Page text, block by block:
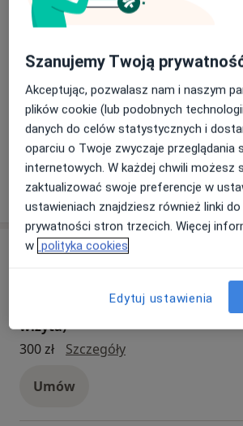
Psychiatrię i psychoterapię w
więcejO nas
Nasze specjalizacje
Psychiatria
Zobacz więcej
Usługi
Konsultacja psychiatryczna
wizyta)
300 zł
Szczegółykonsultacja
Umów
Szanujemy Twoją
Akceptując, pozwalasz nam i naszym
plików cookie (lub podobnych
danych do celów statystycznych i
oparciu o Twoje zwyczaje przeglądania
internetowych. W każdej chwili możesz
zaktualizować swoje preferencje w
ustawieniach znajdziesz również linki
prywatności stron trzecich. Więcej
w polityka cookies
Edytuj ustawienia